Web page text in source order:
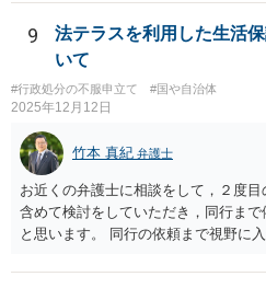
9
法テラスを利用した生活
いて
#行政処分の不服申立て #国や自治体
2025年12月12日
竹本 真紀 弁護士
お近くの弁護士に相談をして，２度
含めて検討をしていただき，同行ま
と思います。 同行の依頼まで視野に